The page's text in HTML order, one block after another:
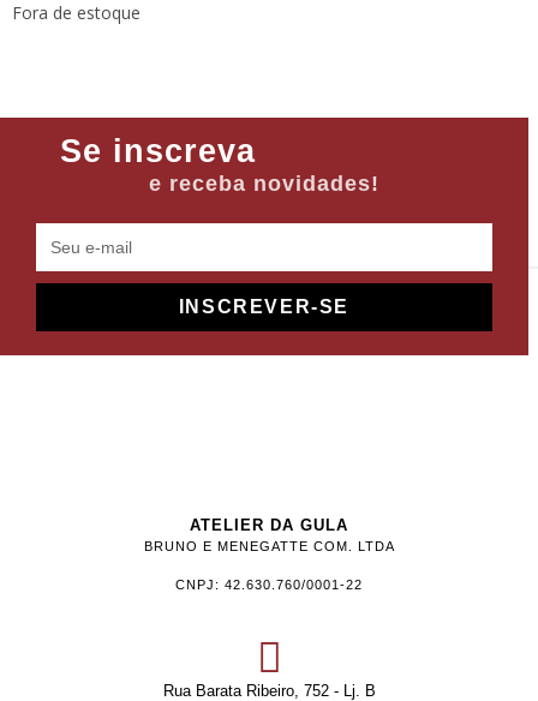
Fora de estoque
Se inscreva
e receba novidades!
INSCREVER-SE
ATELIER DA GULA
BRUNO E MENEGATTE COM. LTDA
CNPJ: 42.630.760/0001-22
Rua Barata Ribeiro, 752 - Lj. B